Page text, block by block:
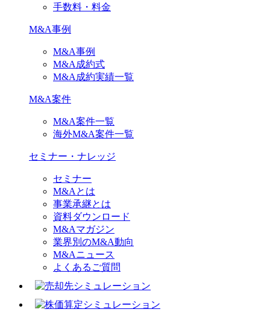
手数料・料金
M&A事例
M&A事例
M&A成約式
M&A成約実績一覧
M&A案件
M&A案件一覧
海外M&A案件一覧
セミナー・ナレッジ
セミナー
M&Aとは
事業承継とは
資料ダウンロード
M&Aマガジン
業界別のM&A動向
M&Aニュース
よくあるご質問